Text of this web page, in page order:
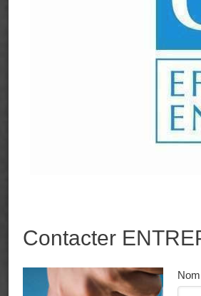
Contacter
Nom